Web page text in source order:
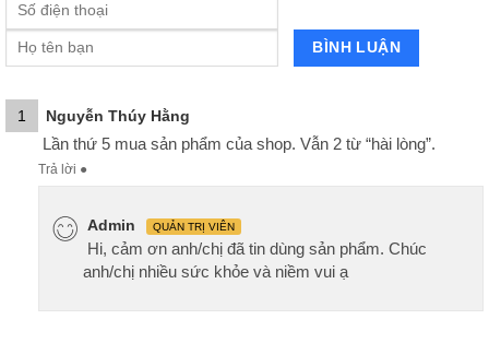
1 Nguyễn Thúy Hằng
Lần thứ 5 mua sản phẩm của shop. Vẫn 2 từ “hài lòng”.
Trả lời ●
Admin QUẢN TRỊ VIÊN
Hi, cảm ơn anh/chị đã tin dùng sản phẩm. Chúc
anh/chị nhiều sức khỏe và niềm vui ạ